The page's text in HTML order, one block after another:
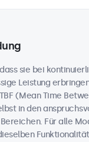
sie bei
Leistung
(Mean Time
in den
Für alle